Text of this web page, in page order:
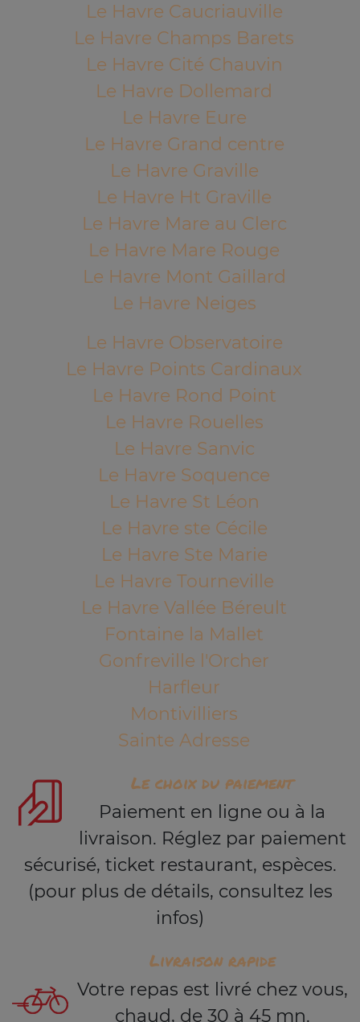
Le Havre Caucriauville
Le Havre Champs Barets
Le Havre Cité Chauvin
Le Havre Dollemard
Le Havre Eure
Le Havre Grand centre
Le Havre Graville
Le Havre Ht Graville
Le Havre Mare au Clerc
Le Havre Mare Rouge
Le Havre Mont Gaillard
Le Havre Neiges
Le Havre Observatoire
Le Havre Points Cardinaux
Le Havre Rond Point
Le Havre Rouelles
Le Havre Sanvic
Le Havre Soquence
Le Havre St Léon
Le Havre ste Cécile
Le Havre Ste Marie
Le Havre Tourneville
Le Havre Vallée Béreult
Fontaine la Mallet
Gonfreville l'Orcher
Harfleur
Montivilliers
Sainte Adresse
Le choix du paiement
Paiement en ligne ou à la
livraison. Réglez par paiement
sécurisé, ticket restaurant, espèces.
(pour plus de détails, consultez les
infos)
Livraison rapide
Votre repas est livré chez vous,
chaud, de 30 à 45 mn.